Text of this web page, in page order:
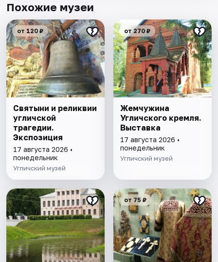
Похожие музеи
от 120 ₽
Святыни и реликвии
угличской
трагедии.
Экспозиция
17 августа 2026 •
понедельник
Угличский музей
от 270 ₽
Жемчужина
Угличского кремля.
Выставка
17 августа 2026 •
понедельник
Угличский музей
от 75 ₽